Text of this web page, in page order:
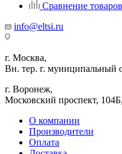
Сравнение товаров
info@eltsi.ru
г. Москва,
Вн. тер. г.
г. Воронеж,
​Московский проспект,
О компании
Производители
Оплата